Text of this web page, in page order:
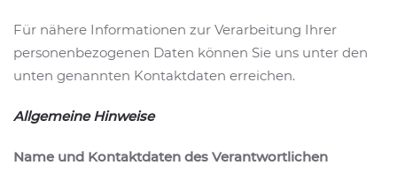
Für nähere Informationen zur Verarbeitung Ihrer
personenbezogenen Daten können Sie uns unter den
unten genannten Kontaktdaten erreichen.
Allgemeine Hinweise
Name und Kontaktdaten des Verantwortlichen